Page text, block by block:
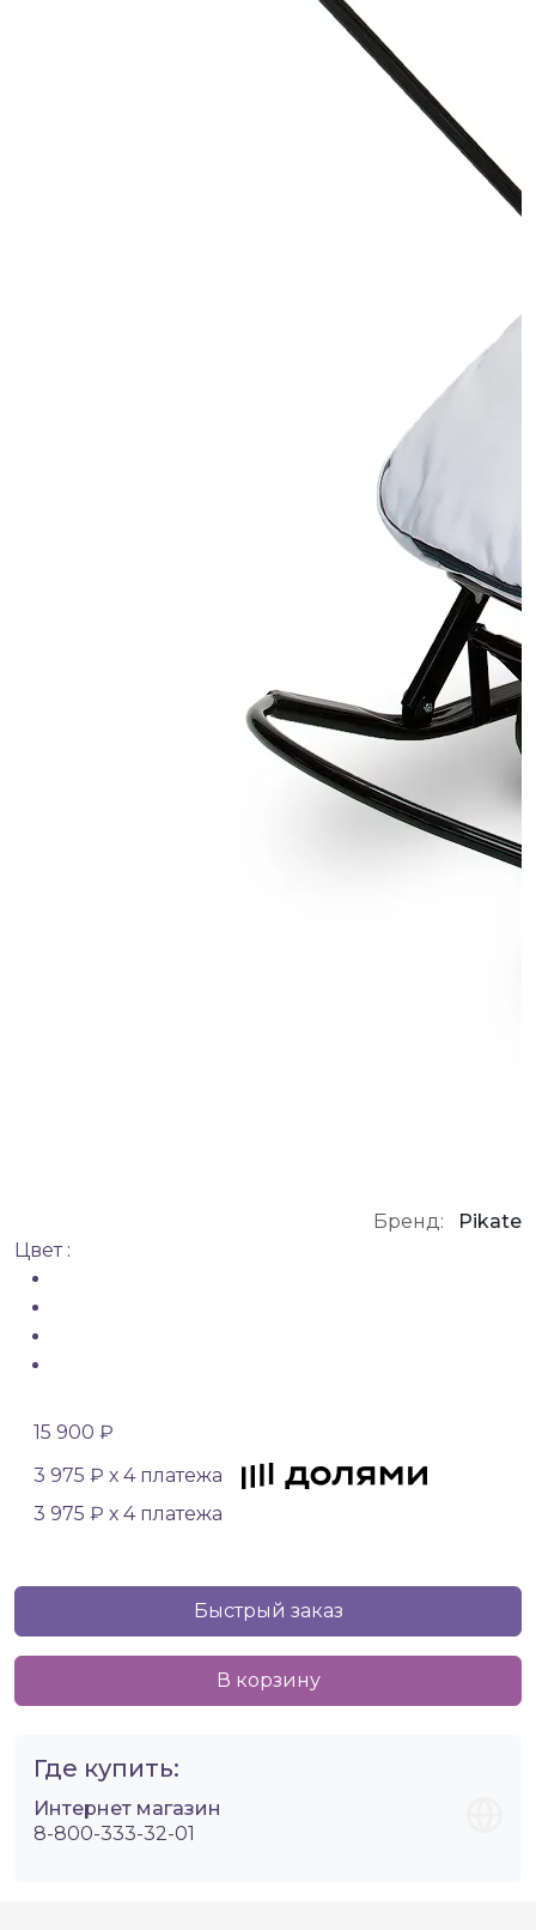
Бренд:
Pikate
Цвет :
15 900 ₽
3 975 ₽ х 4 платежа
3 975 ₽ х 4 платежа
Быстрый заказ
В корзину
Где купить:
Интернет магазин
8-800-333-32-01